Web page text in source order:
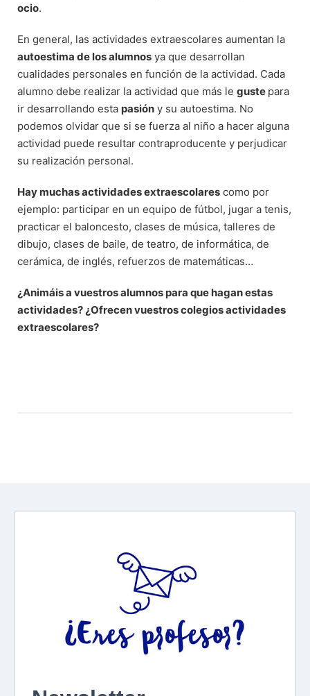
ocio.
En general, las actividades extraescolares aumentan la
autoestima de los alumnos ya que desarrollan
cualidades personales en función de la actividad. Cada
alumno debe realizar la actividad que más le guste para
ir desarrollando esta pasión y su autoestima. No
podemos olvidar que si se fuerza al niño a hacer alguna
actividad puede resultar contraproducente y perjudicar
su realización personal.
Hay muchas actividades extraescolares como por
ejemplo: participar en un equipo de fútbol, jugar a tenis,
practicar el baloncesto, clases de música, talleres de
dibujo, clases de baile, de teatro, de informática, de
cerámica, de inglés, refuerzos de matemáticas…
¿Animáis a vuestros alumnos para que hagan estas
actividades? ¿Ofrecen vuestros colegios actividades
extraescolares?